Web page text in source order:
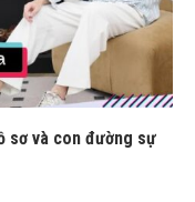
sơ và con đường sự